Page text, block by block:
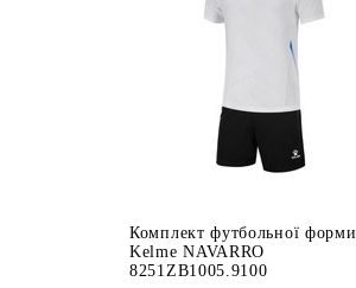
Комплект футбольної форми
Kelme NAVARRO
8251ZB1005.9100